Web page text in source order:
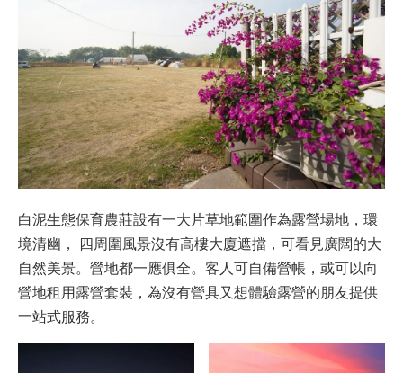
白泥生態保育農莊設有一大片草地範圍作為露營場地，環
境清幽， 四周圍風景沒有高樓大廈遮擋，可看見廣闊的大
自然美景。營地都一應俱全。客人可自備營帳，或可以向
營地租用露營套裝，為沒有營具又想體驗露營的朋友提供
一站式服務。